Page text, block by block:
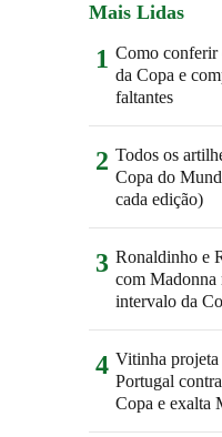
Mais Lidas
1 Como conferir
da Copa e
faltantes
2 Todos os
Copa do
cada edição)
3 Ronaldinho e
com Madonna
intervalo da
4 Vitinha projeta
Portugal
Copa e exalta